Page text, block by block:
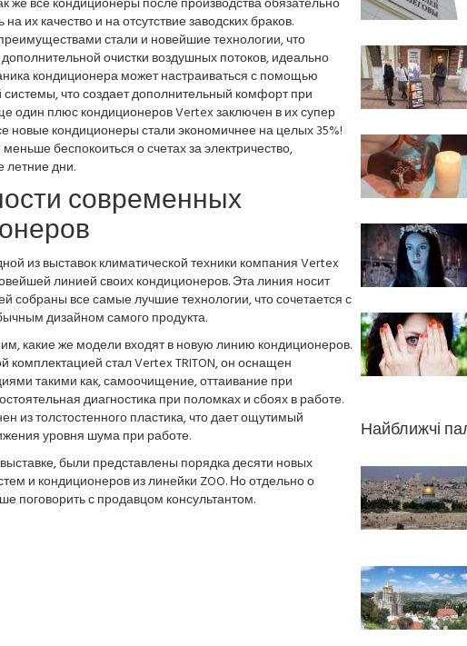
их качество и на отсутствие заводских браков.
стали и новейшие технологии, что
очистки воздушных потоков, идеально
кондиционера может настраиваться с помощью
системы, что создает дополнительный комфорт при
один плюс кондиционеров Vertex заключен в их супер
новые кондиционеры стали экономичнее на целых 35%!
беспокоиться о счетах за электричество,
летние дни.
современных
из выставок климатической техники компания Vertex
линией своих кондиционеров. Эта линия носит
собраны все самые лучшие технологии, что сочетается с
дизайном самого продукта.
какие же модели входят в новую линию кондиционеров.
комплектацией стал Vertex TRITON, он оснащен
такими как, самоочищение, оттаивание при
диагностика при поломках и сбоях в работе.
из толстостенного пластика, что дает ощутимый
уровня шума при работе.
были представлены порядка десяти новых
и кондиционеров из линейки ZOO. Но отдельно о
поговорить с продавцом консультантом.
Найближчі